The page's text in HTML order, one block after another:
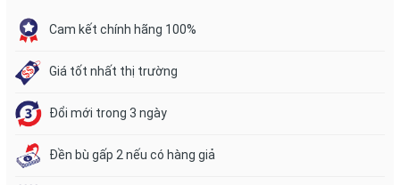
Cam kết chính hãng 100%
Giá tốt nhất thị trường
Đổi mới trong 3 ngày
Đền bù gấp 2 nếu có hàng giả